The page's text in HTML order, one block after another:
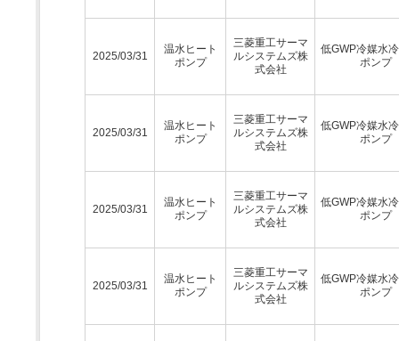
2025/03/31
温水ヒート
ポンプ
三菱重工サーマ
ルシステムズ株
式会社
低GWP冷媒水
ポンプ
2025/03/31
温水ヒート
ポンプ
三菱重工サーマ
ルシステムズ株
式会社
低GWP冷媒水
ポンプ
2025/03/31
温水ヒート
ポンプ
三菱重工サーマ
ルシステムズ株
式会社
低GWP冷媒水
ポンプ
2025/03/31
温水ヒート
ポンプ
三菱重工サーマ
ルシステムズ株
式会社
低GWP冷媒水
ポンプ